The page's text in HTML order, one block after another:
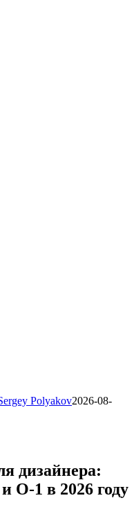
Polyakov2026-08-
дизайнера:
O-1 в 2026 году